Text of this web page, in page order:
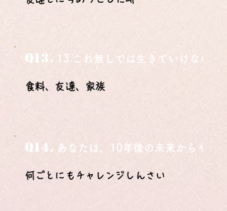
Q13. 13.これ無しでは生きていけないモ
食料、友達、家族
Q14. あなたは、10年後の未来からやっ
何ごとにもチャレンジしんさい